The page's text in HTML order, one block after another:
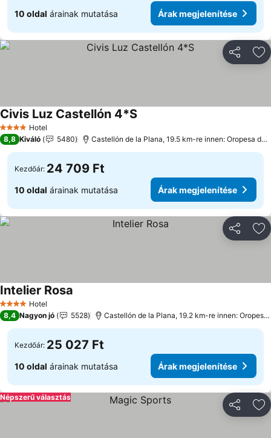
10 oldal árainak mutatása Árak megjelenítése
4 KategóriaHotel
Civis Luz Castellón 4*S
8,8 Kiváló 5480 Castellón de la Plana, 19.5 km-re innen: Oropesa del
Kezdőár: 24 709 Ft
10 oldal árainak mutatása Árak megjelenítése
4 KategóriaHotel
Intelier Rosa
8,4 Nagyon jó 5528 Castellón de la Plana, 19.2 km-re innen: Oropesa
Kezdőár: 25 027 Ft
10 oldal árainak mutatása Árak megjelenítése
Népszerű választás